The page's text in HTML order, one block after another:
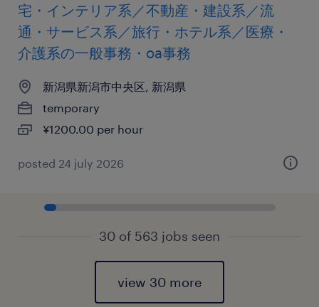
宅・インテリア系／不動産・建設系／流
通・サービス系／旅行・ホテル系／医療・
介護系の一般事務・oa事務
新潟県新潟市中央区, 新潟県
temporary
¥1200.00 per hour
posted 24 july 2026
30 of 563 jobs seen
view 30 more